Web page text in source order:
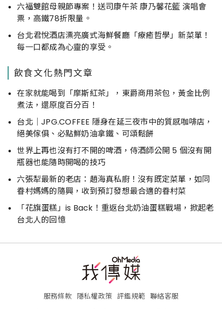
六福雙館母親節專案！送司康午茶 康乃馨花籃 演唱會
票，高鐵78折限量。
台北君悅酒店漂亮廣式海鮮餐廳「療癒哲學」新菜單！
每一口都成為心靈的享受。
飲食文化熱門文章
在家就能喝到「摩斯紅茶」，東爵商用茶包，黃金比例
煮法，還原度百分百！
台北｜JPG.COFFEE 隱身在延三夜市中的質感咖啡店，
絕美傢俱、必點鮮奶油拿鐵、可頌鬆餅
世界上再也沒有打不開的啤酒，侍酒師公開 5 個沒有開
瓶器也能隨時開喝的技巧
六張犁最新的老店：趙海真私廚！沒有既定菜單，如同
眷村媽媽的隨興，收到預訂發想最合適的眷村菜
「花旗蛋糕」is Back！重返台北奶油蛋糕戰場，掀起老
台北人的回憶
服務條款 隱私權政策 評鑑規範 聯絡客服